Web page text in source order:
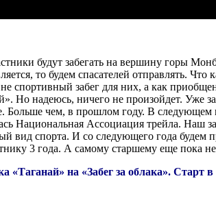
будут забегать на вершину горы
то будем спасателей отправлять.
спортивный забег для них, а как
Но надеюсь, ничего не произойдет. Уже
чем, в прошлом году. В следующем
Национальная Ассоциация трейла. Наш
вид спорта. И со следующего года будем
3 года. А самому старшему еще пока не
на «Забег за облака». Старт в